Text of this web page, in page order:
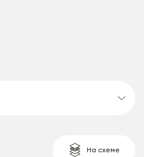
На схеме